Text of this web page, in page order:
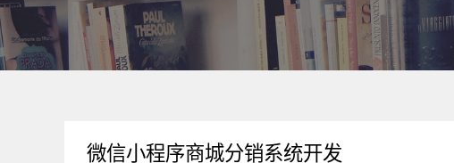
微信小程序商城分销系统开发